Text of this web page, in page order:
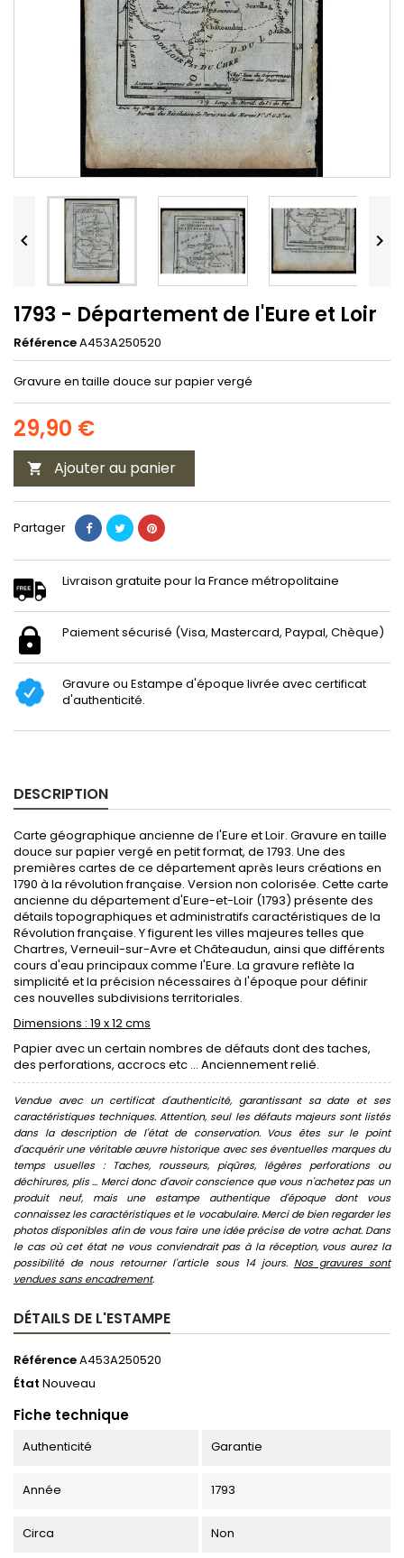
 
1793 - Département de l'Eure et Loir
RéférenceA453A250520
Gravure en taille douce sur papier vergé
29,90 €
 Ajouter au panier
Partager
Livraison gratuite pour la France métropolitaine
Paiement sécurisé (Visa, Mastercard, Paypal, Chèque)
Gravure ou Estampe d'époque livrée avec certificat
d'authenticité.
DESCRIPTION
Carte géographique ancienne de l'Eure et Loir. Gravure en taille
douce sur papier vergé en petit format, de 1793. Une des
premières cartes de ce département après leurs créations en
1790 à la révolution française. Version non colorisée. Cette carte
ancienne du département d'Eure-et-Loir (1793) présente des
détails topographiques et administratifs caractéristiques de la
Révolution française. Y figurent les villes majeures telles que
Chartres, Verneuil-sur-Avre et Châteaudun, ainsi que différents
cours d'eau principaux comme l'Eure. La gravure reflète la
simplicité et la précision nécessaires à l'époque pour définir
ces nouvelles subdivisions territoriales.
Dimensions : 19 x 12 cms
Papier avec un certain nombres de défauts dont des taches,
des perforations, accrocs etc ... Anciennement relié.
Vendue avec un certificat d'authenticité, garantissant sa date et ses
caractéristiques techniques. Attention, seul les défauts majeurs sont listés
dans la description de l'état de conservation. Vous êtes sur le point
d'acquérir une véritable œuvre historique avec ses éventuelles marques du
temps usuelles : Taches, rousseurs, piqûres, légères perforations ou
déchirures, plis ... Merci donc d'avoir conscience que vous n'achetez pas un
produit neuf, mais une estampe authentique d'époque dont vous
connaissez les caractéristiques et le vocabulaire. Merci de bien regarder les
photos disponibles afin de vous faire une idée précise de votre achat. Dans
le cas où cet état ne vous conviendrait pas à la réception, vous aurez la
possibilité de nous retourner l'article sous 14 jours. Nos gravures sont
vendues sans encadrement.
DÉTAILS DE L'ESTAMPE
RéférenceA453A250520
État Nouveau
Fiche technique
Authenticité Garantie
Année 1793
Circa Non